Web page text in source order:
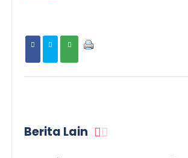
Berita Lain